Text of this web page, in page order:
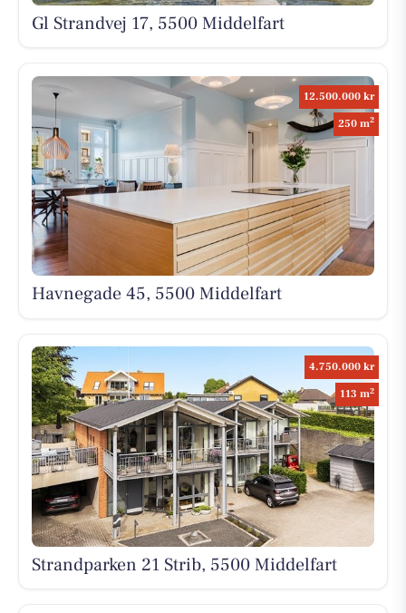
Gl Strandvej 17, 5500 Middelfart
12.500.000 kr
250 m2
Havnegade 45, 5500 Middelfart
4.750.000 kr
113 m2
Strandparken 21 Strib, 5500 Middelfart